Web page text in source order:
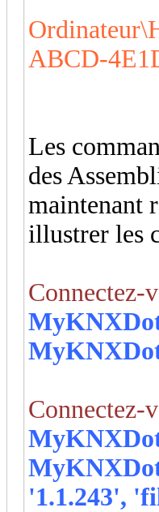
ABCD-
Les
des
maintenant
illustrer les
Connectez-
Connectez-
'1.1.243',